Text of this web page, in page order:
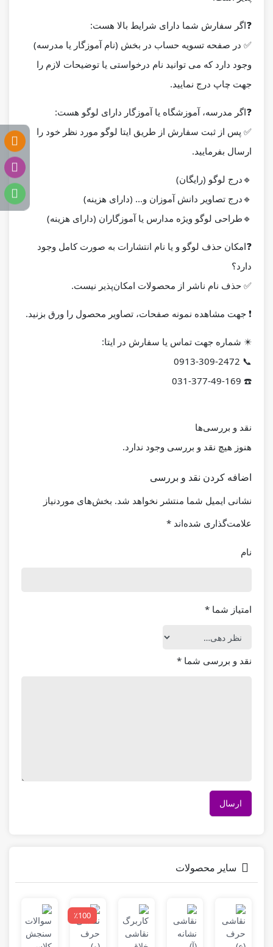
❓اگر سفارش شما دارای شرایط بالا هست:
✅ در صفحه تسویه حساب در بخش (نام آموزگار یا مدرسه)
وجود دارد که می توانید نام درخواستی یا توضیحات لازم را
جهت چاپ درج نمایید.
❓اگر مدرسه، آموزشگاه یا آموزگار دارای لوگو هست:
✅ پس از ثبت سفارش از طریق ایتا لوگو مورد نظر خود را
ارسال بفرمایید.
🔹درج لوگو (رایگان)
🔹درج تصاویر دانش آموزان و... (دارای هزینه)
🔹طراحی لوگو ویژه مدارس یا آموزگاران (دارای هزینه)
❓امکان حذف لوگو و یا نام انتشارات به صورت کامل وجود
دارد؟
✅ حذف نام ناشر از محصولات امکان‌پذیر نیست.
❗️ جهت مشاهده نمونه صفحات، تصاویر محصول را ورق بزنید.
✴️ شماره جهت تماس یا سفارش در ایتا:
📞 0913-309-2472
☎️ 031-377-49-169
نقد و بررسی‌ها
هنوز هیچ نقد و بررسی وجود ندارد.
اضافه کردن نقد و بررسی
نشانی ایمیل شما منتشر نخواهد شد. بخش‌های موردنیاز
علامت‌گذاری شده‌اند *
نام
امتیاز شما *
نقد و بررسی شما *
سایر محصولات
٪100